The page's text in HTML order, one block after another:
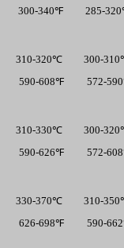
  300-340℉
285-
310-320℃
  590-608℉
300-
572-
310-330℃
  590-626℉
300-
572-
330-370℃
  626-698℉
310-
590-